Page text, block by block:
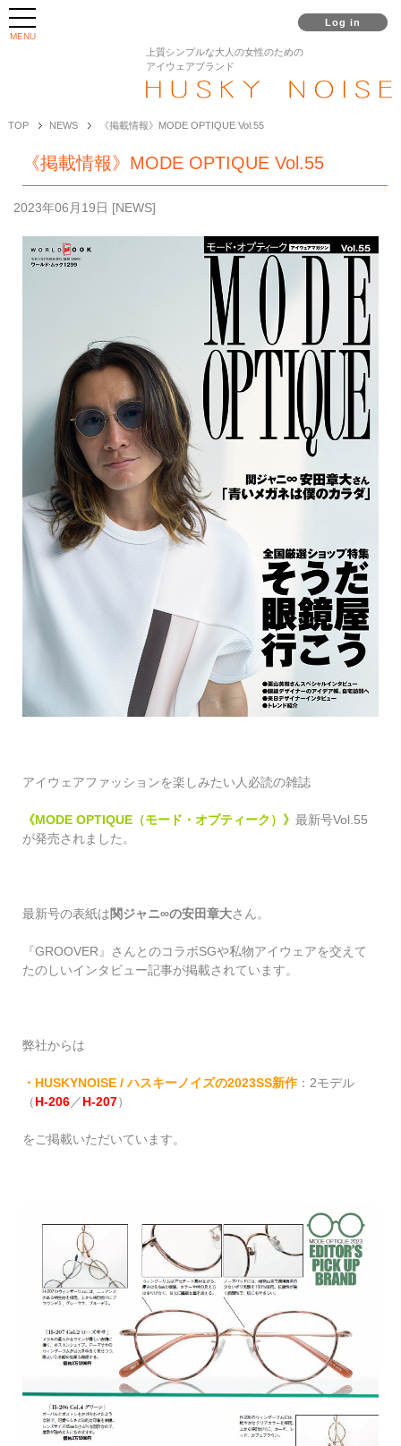
Log in
MENU
上質シンプルな大人の女性のための
アイウェアブランド
TOP NEWS 《掲載情報》MODE OPTIQUE Vol.55
《掲載情報》MODE OPTIQUE Vol.55
2023年06月19日 [NEWS]
アイウェアファッションを楽しみたい人必読の雑誌
《MODE OPTIQUE（モード・オプティーク）》最新号Vol.55
が発売されました。
最新号の表紙は関ジャニ∞の安田章大さん。
『GROOVER』さんとのコラボSGや私物アイウェアを交えて
たのしいインタビュー記事が掲載されています。
弊社からは
・HUSKYNOISE / ハスキーノイズの2023SS新作：2モデル
（H-206／H-207）
をご掲載いただいています。